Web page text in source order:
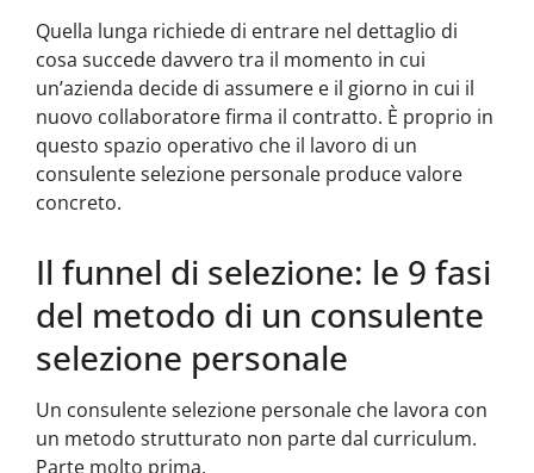
Quella lunga richiede di entrare nel dettaglio di
cosa succede davvero tra il momento in cui
un’azienda decide di assumere e il giorno in cui il
nuovo collaboratore firma il contratto. È proprio in
questo spazio operativo che il lavoro di un
consulente selezione personale produce valore
concreto.
Il funnel di selezione: le 9 fasi
del metodo di un consulente
selezione personale
Un consulente selezione personale che lavora con
un metodo strutturato non parte dal curriculum.
Parte molto prima.